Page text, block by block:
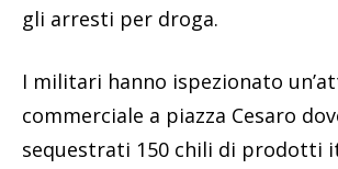
gli arresti per droga.
I militari hanno ispezionato
commerciale a piazza Cesaro
sequestrati 150 chili di prodotti